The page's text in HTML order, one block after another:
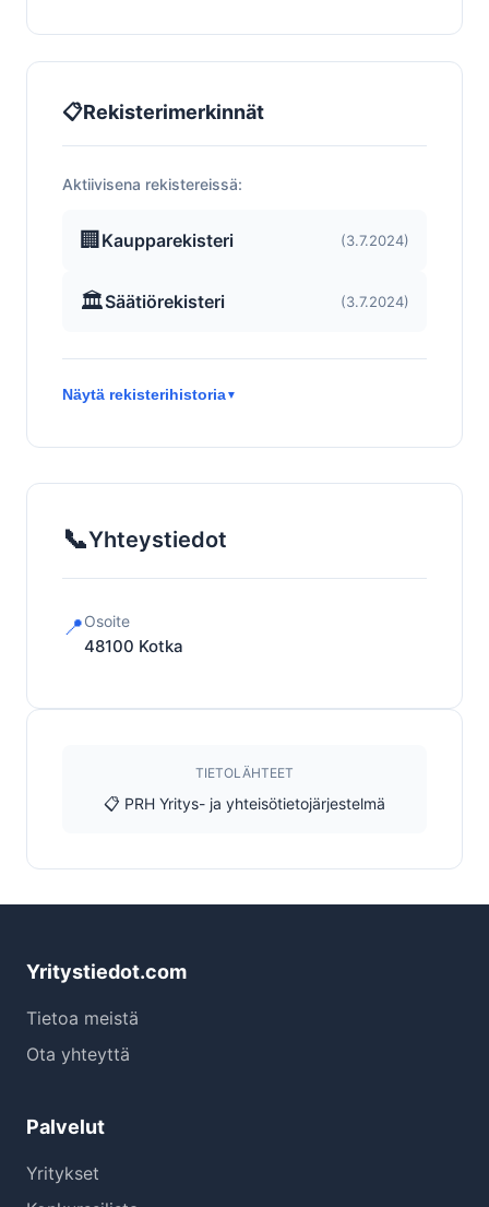
📋Rekisterimerkinnät
Aktiivisena rekistereissä:
🏢 Kaupparekisteri (3.7.2024)
🏛️Säätiörekisteri (3.7.2024)
Näytä rekisterihistoria▼
📞Yhteystiedot
📍Osoite
48100 Kotka
TIETOLÄHTEET
📋 PRH Yritys- ja yhteisötietojärjestelmä
Yritystiedot.com
Tietoa meistä
Ota yhteyttä
Palvelut
Yritykset